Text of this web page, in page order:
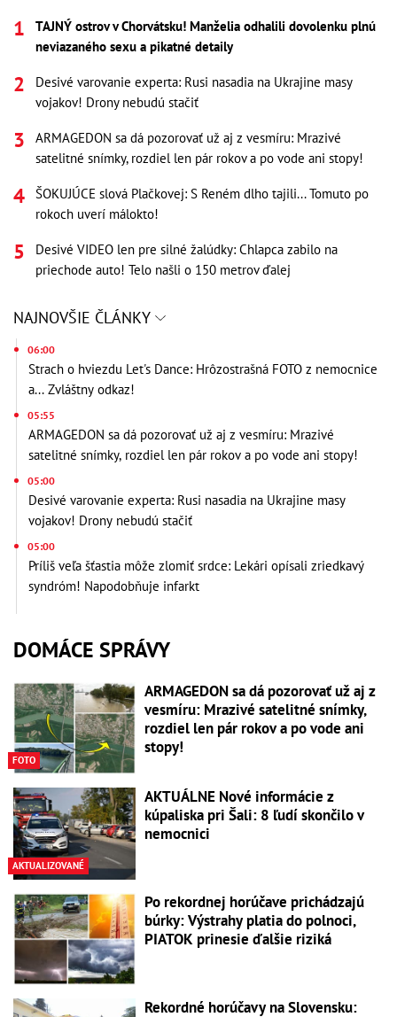
TAJNÝ ostrov v Chorvátsku! Manželia odhalili dovolenku plnú
neviazaného sexu a pikatné detaily
Desivé varovanie experta: Rusi nasadia na Ukrajine masy
vojakov! Drony nebudú stačiť
ARMAGEDON sa dá pozorovať už aj z vesmíru: Mrazivé
satelitné snímky, rozdiel len pár rokov a po vode ani stopy!
ŠOKUJÚCE slová Plačkovej: S Reném dlho tajili... Tomuto po
rokoch uverí málokto!
Desivé VIDEO len pre silné žalúdky: Chlapca zabilo na
priechode auto! Telo našli o 150 metrov ďalej
NAJNOVŠIE ČLÁNKY
06:00
Strach o hviezdu Let's Dance: Hrôzostrašná FOTO z nemocnice
a... Zvláštny odkaz!
05:55
ARMAGEDON sa dá pozorovať už aj z vesmíru: Mrazivé
satelitné snímky, rozdiel len pár rokov a po vode ani stopy!
05:00
Desivé varovanie experta: Rusi nasadia na Ukrajine masy
vojakov! Drony nebudú stačiť
05:00
Príliš veľa šťastia môže zlomiť srdce: Lekári opísali zriedkavý
syndróm! Napodobňuje infarkt
DOMÁCE SPRÁVY
FOTO
ARMAGEDON sa dá pozorovať už aj z
vesmíru: Mrazivé satelitné snímky,
rozdiel len pár rokov a po vode ani
stopy!
AKTUALIZOVANÉ
AKTUÁLNE Nové informácie z
kúpaliska pri Šali: 8 ľudí skončilo v
nemocnici
Po rekordnej horúčave prichádzajú
búrky: Výstrahy platia do polnoci,
PIATOK prinesie ďalšie riziká
Rekordné horúčavy na Slovensku: